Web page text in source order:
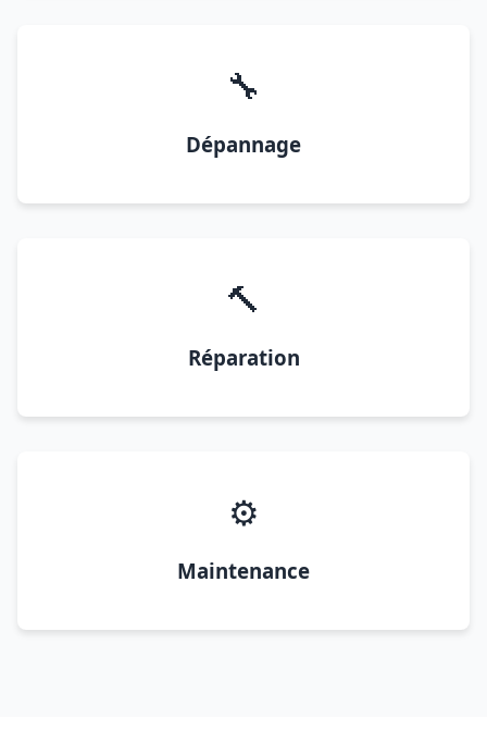
🔧
Dépannage
🔨
Réparation
⚙️
Maintenance